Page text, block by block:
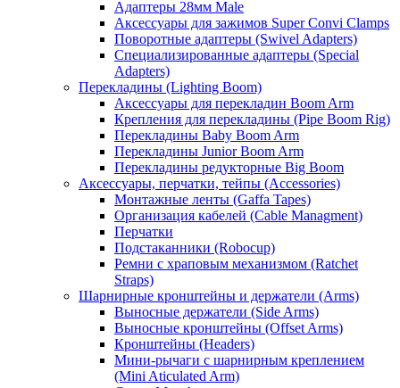
Адаптеры 28мм Male
Аксессуары для зажимов Super Convi Clamps
Поворотные адаптеры (Swivel Adapters)
Специализированные адаптеры (Special
Adapters)
Перекладины (Lighting Boom)
Аксессуары для перекладин Boom Arm
Крепления для перекладины (Pipe Boom Rig)
Перекладины Baby Boom Arm
Перекладины Junior Boom Arm
Перекладины редукторные Big Boom
Аксессуары, перчатки, тейпы (Accessories)
Монтажные ленты (Gaffa Tapes)
Организация кабелей (Cable Managment)
Перчатки
Подстаканники (Robocup)
Ремни с храповым механизмом (Ratchet
Straps)
Шарнирные кронштейны и держатели (Arms)
Выносные держатели (Side Arms)
Выносные кронштейны (Offset Arms)
Кронштейны (Headers)
Мини-рычаги с шарнирным креплением
(Mini Aticulated Arm)